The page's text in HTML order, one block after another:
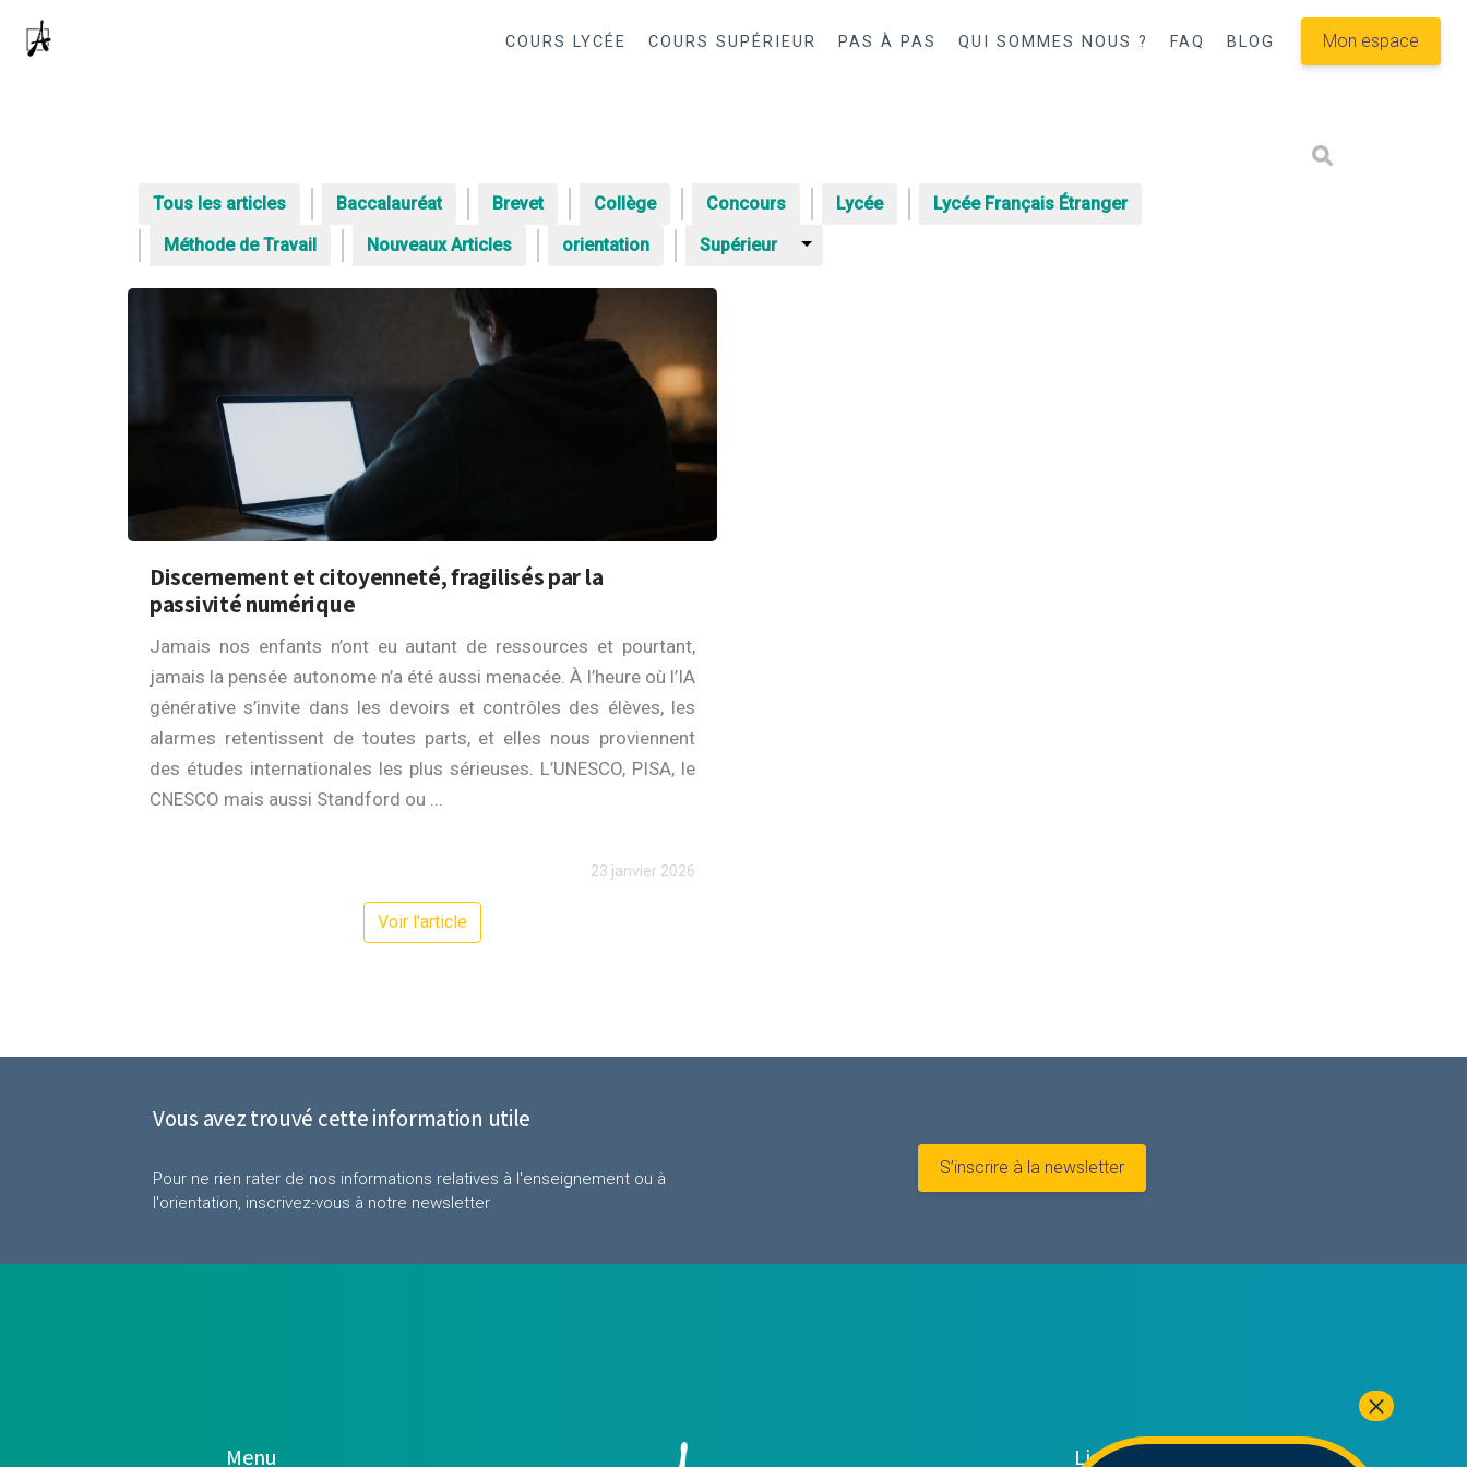
COURS LYCÉE COURS SUPÉRIEUR PAS À PAS QUI SOMMES NOUS ? FAQ BLOG Mon espace
Tous les articles Baccalauréat Brevet Collège Concours Lycée
Lycée Français Étranger
Méthode de Travail
Nouveaux Articles orientation Supérieur
Discernement et citoyenneté, fragilisés par la
passivité numérique
Jamais nos enfants n’ont eu autant de ressources et pourtant,
jamais la pensée autonome n’a été aussi menacée. À l’heure où l’IA
générative s’invite dans les devoirs et contrôles des élèves, les
alarmes retentissent de toutes parts, et elles nous proviennent
des études internationales les plus sérieuses. L’UNESCO, PISA, le
CNESCO mais aussi Standford ou ...
23 janvier 2026
Voir l'article
Vous avez trouvé cette information utile
Pour ne rien rater de nos informations relatives à l'enseignement ou à
l'orientation, inscrivez-vous à notre newsletter
S’inscrire à la newsletter
Menu Liens Utiles